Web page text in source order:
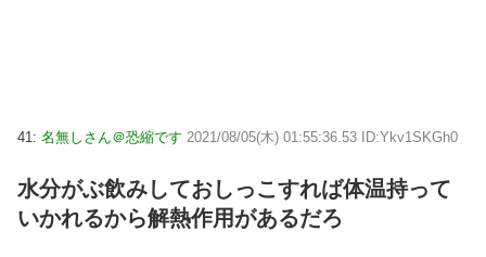
41: 名無しさん＠恐縮です 2021/08/05(木) 01:55:36.53 ID:Ykv1SKGh0
水分がぶ飲みしておしっこすれば体温持って
いかれるから解熱作用があるだろ